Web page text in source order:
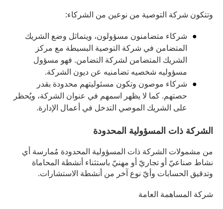
وتتكون شركة التوصية من نوعين من الشركاء:
شركاء متضامنون مسؤولون، ويتماثل وضع الشريك
المتضامن في شركة التوصية البسيطة مع مركز
الشريك المتضامن لشركة التضامن. فهو مسؤول
مسؤوليه شخصيه تضامنيه عن ديون الشركة.
شركاء موصون وتكون مسئوليتهم محدودة بقدر
حصتهم. كما لا يظهر اسمهم في عنوان الشركة، ويُحظر
على الشريك الموصي التدخل في أعمال الإدارة.
الشركة ذات المسؤولية المحدودة
من مشمولات الشركة ذات المسؤولية المحدودة مُمارسة أي
نشاط صناعيّ أو تجاريّ أو مهنيّ باستثناء أنشطة المحاماة
وتدقيق الحسابات وأيّ نوع آخر من أنشطة الاستشارات.
شركة المساهمة العامة